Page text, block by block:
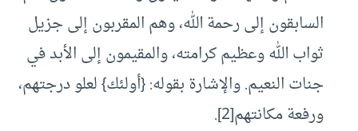
السابقون إلى رحمة الله، وهم المقربون إلى جزيل
ثواب الله وعظيم كرامته، والمقيمون إلى الأبد في
جنات النعيم. والإشارة بقوله: {أولئك} لعلو درجتهم،
ورفعة مكانتهم[2]
.